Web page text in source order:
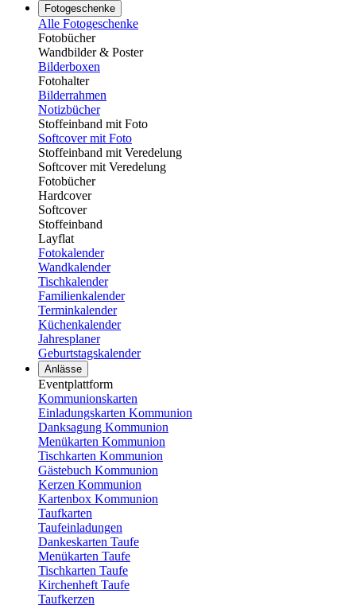
Fotogeschenke
Alle Fotogeschenke
Fotobücher
Wandbilder & Poster
Bilderboxen
Fotohalter
Bilderrahmen
Notizbücher
Stoffeinband mit Foto
Softcover mit Foto
Stoffeinband mit Veredelung
Softcover mit Veredelung
Fotobücher
Hardcover
Softcover
Stoffeinband
Layflat
Fotokalender
Wandkalender
Tischkalender
Familienkalender
Terminkalender
Küchenkalender
Jahresplaner
Geburtstagskalender
Anlässe
Eventplattform
Kommunionskarten
Einladungskarten Kommunion
Danksagung Kommunion
Menükarten Kommunion
Tischkarten Kommunion
Gästebuch Kommunion
Kerzen Kommunion
Kartenbox Kommunion
Taufkarten
Taufeinladungen
Dankeskarten Taufe
Menükarten Taufe
Tischkarten Taufe
Kirchenheft Taufe
Taufkerzen